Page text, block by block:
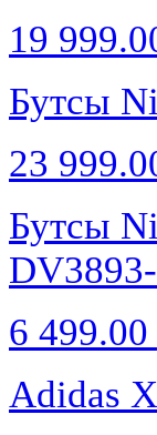
19
Бутсы
23
Бутсы
6
Adidas